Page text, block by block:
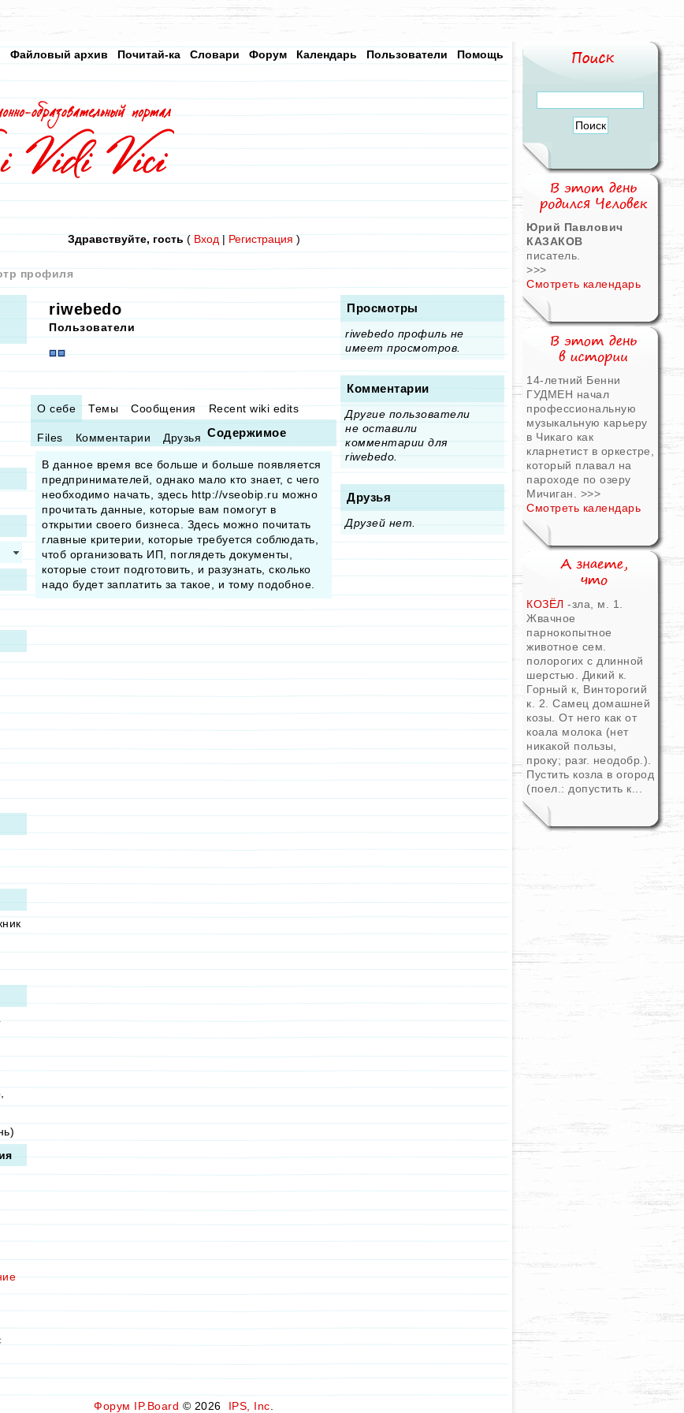
Помощь
Пользователи
Календарь
Форум
Словари
Почитай-ка
Файловый архив
Здравствуйте, гость ( Вход | Регистрация )
профиля
riwebedo
Пользователи
О себе Темы Сообщения Recent wiki edits
Files Комментарии Друзья Содержимое
В данное время все больше и больше появляется
предпринимателей, однако мало кто знает, с чего
необходимо начать, здесь http://vseobip.ru можно
прочитать данные, которые вам помогут в
открытии своего бизнеса. Здесь можно почитать
главные критерии, которые требуется соблюдать,
чтоб организовать ИП, поглядеть документы,
которые стоит подготовить, и разузнать, сколько
надо будет заплатить за такое, и тому подобное.
Просмотры
riwebedo профиль не
имеет просмотров.
Комментарии
Другие пользователи
не оставили
комментарии для
riwebedo.
Друзья
Друзей нет.
Форум IP.Board © 2026 IPS, Inc
Юрий Павлович
КАЗАКОВ
писатель.
>>>
Смотреть календарь
14-летний Бенни
ГУДМЕН начал
профессиональную
музыкальную карьеру
в Чикаго как
кларнетист в оркестре,
который плавал на
пароходе по озеру
Мичиган. >>>
Смотреть календарь
КОЗЁЛ -зла, м. 1.
Жвачное
парнокопытное
животное сем.
полорогих с длинной
шерстью. Дикий к.
Горный к, Винторогий
к. 2. Самец домашней
козы. От него как от
коала молока (нет
никакой пользы,
проку; разг. неодобр.).
Пустить козла в огород
(поел.: допустить к...